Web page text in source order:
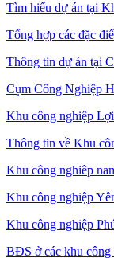
Tìm hiểu dự án tại
Tổng hợp các đặc
Thông tin dự án tại
Cụm Công Nghiệp
Khu công nghiệp
Thông tin về Khu
Khu công nghiêp
Khu công nghiệp
Khu công nghiệp
BĐS ở các khu công